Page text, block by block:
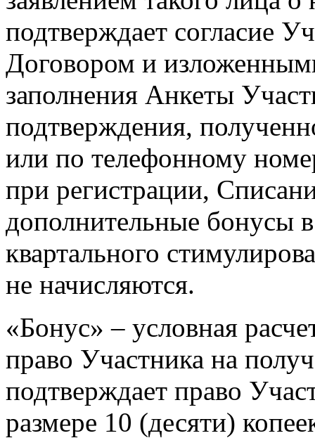
подтверждает согласие
Договором и
заполнения Анкеты
подтверждения,
или по телефонному
при регистрации,
дополнительные бонусы
квартального
не начисляются.
«Бонус» – условная
право Участника на
подтверждает право
размере 10 (десяти)